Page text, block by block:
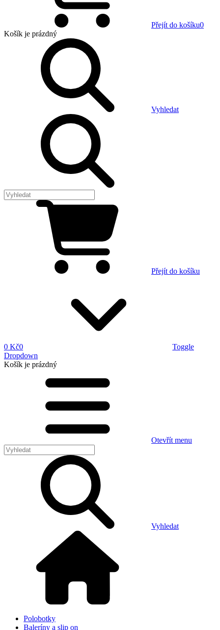
Přejít do košíku0
Košík je prázdný
Vyhledat
Přejít do košíku
0 Kč0
Toggle
Dropdown
Košík je prázdný
Otevřít menu
Vyhledat
Polobotky
Baleríny a slip on